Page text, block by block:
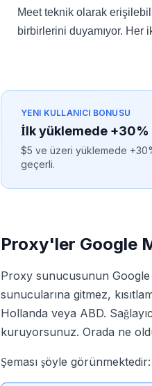
Meet teknik olarak
birbirlerini duyamıyor.
YENI KULLANICI BONUSU
İlk yüklemede +30%
$5 ve üzeri yüklemede
geçerli.
Proxy'ler Google
Proxy sunucusunun Google
sunucularına gitmez,
Hollanda veya ABD.
kuruyorsunuz. Orada ne
Şeması şöyle görünmektedir: